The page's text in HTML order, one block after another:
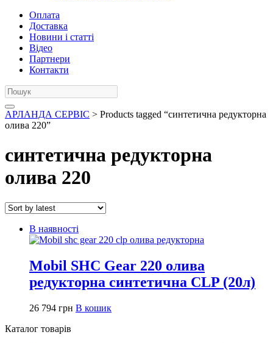
Оплата
Доставка
Новини і статті
Відео
Партнери
Контакти
АРЛАНДА СЕРВІС > Products tagged “синтетична редукторна
олива 220”
синтетична редукторна
олива 220
В наявності
Mobil SHC Gear 220 олива
редукторна синтетична CLP (20л)
26 794 грн В кошик
Каталог товарів